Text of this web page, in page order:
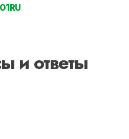
и ответы